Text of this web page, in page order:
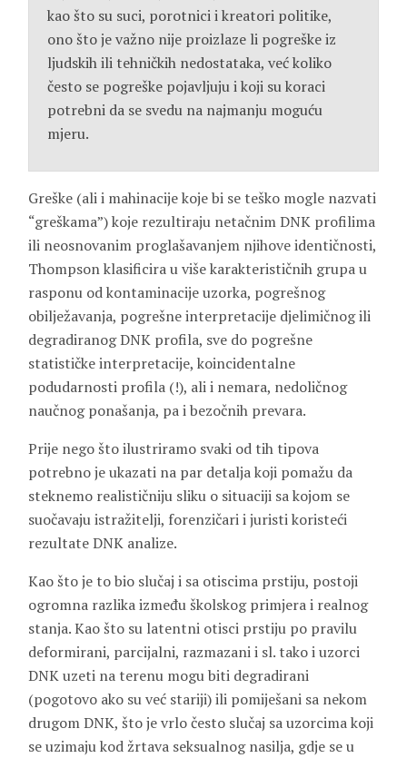
kao što su suci, porotnici i kreatori politike,
ono što je važno nije proizlaze li pogreške iz
ljudskih ili tehničkih nedostataka, već koliko
često se pogreške pojavljuju i koji su koraci
potrebni da se svedu na najmanju moguću
mjeru.
Greške (ali i mahinacije koje bi se teško mogle nazvati
“greškama”) koje rezultiraju netačnim DNK profilima
ili neosnovanim proglašavanjem njihove identičnosti,
Thompson klasificira u više karakterističnih grupa u
rasponu od kontaminacije uzorka, pogrešnog
obilježavanja, pogrešne interpretacije djelimičnog ili
degradiranog DNK profila, sve do pogrešne
statističke interpretacije, koincidentalne
podudarnosti profila (!), ali i nemara, nedoličnog
naučnog ponašanja, pa i bezočnih prevara.
Prije nego što ilustriramo svaki od tih tipova
potrebno je ukazati na par detalja koji pomažu da
steknemo realističniju sliku o situaciji sa kojom se
suočavaju istražitelji, forenzičari i juristi koristeći
rezultate DNK analize.
Kao što je to bio slučaj i sa otiscima prstiju, postoji
ogromna razlika između školskog primjera i realnog
stanja. Kao što su latentni otisci prstiju po pravilu
deformirani, parcijalni, razmazani i sl. tako i uzorci
DNK uzeti na terenu mogu biti degradirani
(pogotovo ako su već stariji) ili pomiješani sa nekom
drugom DNK, što je vrlo često slučaj sa uzorcima koji
se uzimaju kod žrtava seksualnog nasilja, gdje se u